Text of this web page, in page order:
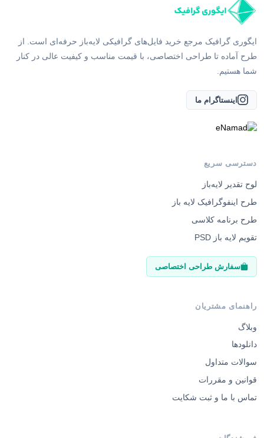
ایگوری گرافیک مرجع خرید فایل‌های گرافیکی لایه‌باز حرفه‌ای است. از
طرح آماده تا طراحی اختصاصی، با قیمت مناسب و کیفیت عالی در کنار
شما هستیم.
اینستاگرام ما
دسترسی سریع
لوح تقدیر لایه‌باز
طرح اینفوگرافیک لایه باز
طرح برنامه کلاسی
تقویم لایه باز PSD
سفارش طراحی اختصاصی
راهنمای مشتریان
وبلاگ
دانلودها
سوالات متداول
قوانین و مقررات
تماس با ما و ثبت شکایت